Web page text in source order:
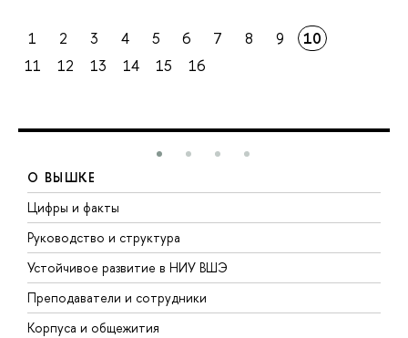
1 2 3 4 5 6 7 8 9
10
11
12 13 14 15 16
О ВЫШКЕ
Цифры и факты
Руководство и структура
Устойчивое развитие в НИУ ВШЭ
Преподаватели и сотрудники
Корпуса и общежития